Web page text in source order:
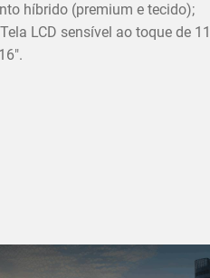
híbrido (premium e tecido);
LCD sensível ao toque de